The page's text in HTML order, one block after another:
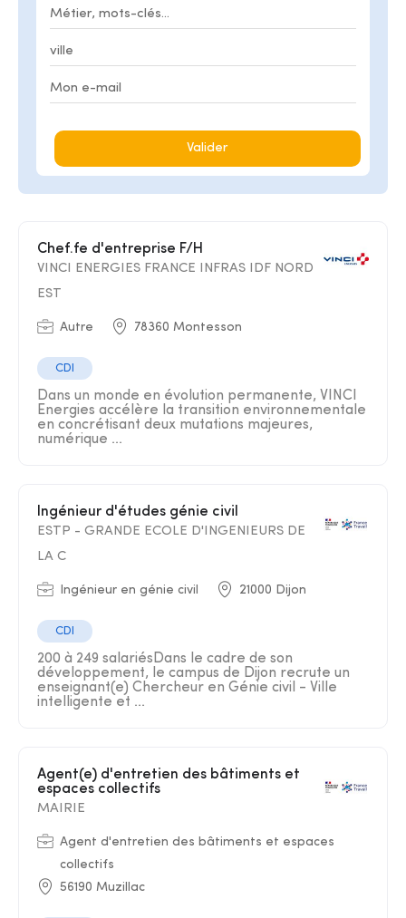
Valider
Chef.fe d'entreprise F/H
VINCI ENERGIES FRANCE INFRAS IDF NORD
EST
Autre 78360 Montesson
CDI
Dans un monde en évolution permanente, VINCI
Energies accélère la transition environnementale
en concrétisant deux mutations majeures,
numérique ...
Ingénieur d'études génie civil
ESTP - GRANDE ECOLE D'INGENIEURS DE
LA C
Ingénieur en génie civil 21000 Dijon
CDI
200 à 249 salariésDans le cadre de son
développement, le campus de Dijon recrute un
enseignant(e) Chercheur en Génie civil - Ville
intelligente et ...
Agent(e) d'entretien des bâtiments et
espaces collectifs
MAIRIE
Agent d'entretien des bâtiments et espaces
collectifs
56190 Muzillac